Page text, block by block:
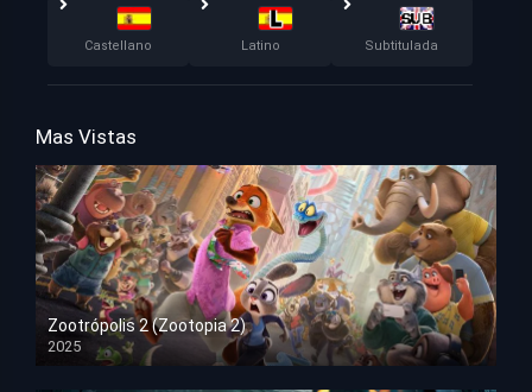
Castellano Latino Subtitulada
Mas Vistas
Zootrópolis 2 (Zootopia 2)
2025
HD 1080p